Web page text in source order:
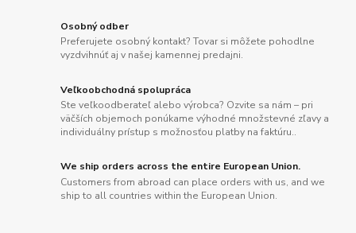
Osobný odber
Preferujete osobný kontakt? Tovar si môžete pohodlne
vyzdvihnúť aj v našej kamennej predajni.
Veľkoobchodná spolupráca
Ste veľkoodberateľ alebo výrobca? Ozvite sa nám – pri
väčších objemoch ponúkame výhodné množstevné zľavy a
individuálny prístup s možnosťou platby na faktúru..
We ship orders across the entire European Union.
Customers from abroad can place orders with us, and we
ship to all countries within the European Union.